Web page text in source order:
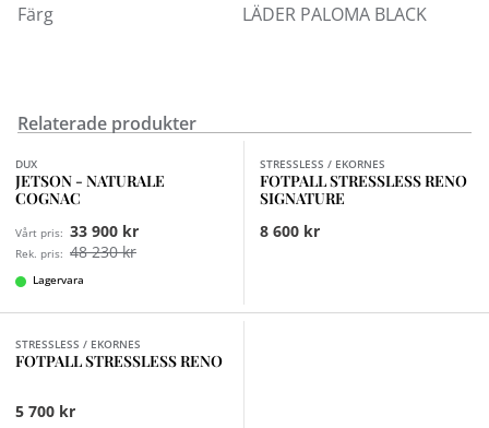
Färg
LÄDER PALOMA BLACK
Relaterade produkter
DUX
JETSON - NATURALE
COGNAC
Vårt pris: 33 900 kr
Rek. pris: 48 230 kr
Lagervara
STRESSLESS / EKORNES
FOTPALL STRESSLESS RENO
SIGNATURE
8 600 kr
STRESSLESS / EKORNES
FOTPALL STRESSLESS RENO
5 700 kr